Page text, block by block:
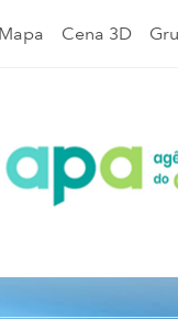
Mapa Cena 3D